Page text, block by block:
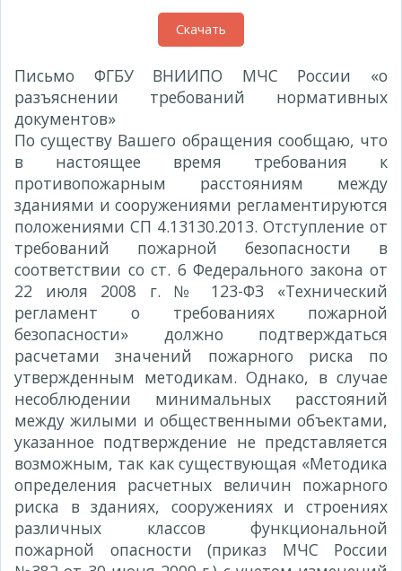
Скачать
Письмо ФГБУ ВНИИПО МЧС России «о
разъяснении требований нормативных
документов»
По существу Вашего обращения сообщаю, что
в настоящее время требования к
противопожарным расстояниям между
зданиями и сооружениями регламентируются
положениями СП 4.13130.2013. Отступление от
требований пожарной безопасности в
соответствии со ст. 6 Федерального закона от
22 июля 2008 г. № 123-ФЗ «Технический
регламент о требованиях пожарной
безопасности» должно подтверждаться
расчетами значений пожарного риска по
утвержденным методикам. Однако, в случае
несоблюдении минимальных расстояний
между жилыми и общественными объектами,
указанное подтверждение не представляется
возможным, так как существующая «Методика
определения расчетных величин пожарного
риска в зданиях, сооружениях и строениях
различных классов функциональной
пожарной опасности (приказ МЧС России